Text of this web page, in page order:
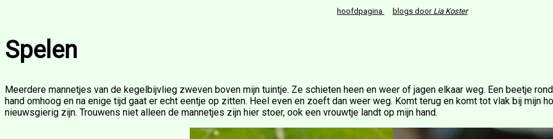
hoofdpagina blogs door Lia Koster
Spelen
Meerdere mannetjes van de kegelbijvlieg zweven boven mijn tuintje. Ze schieten heen en weer of jagen elkaar weg. Een beetje
hand omhoog en na enige tijd gaat er echt eentje op zitten. Heel even en zoeft dan weer weg. Komt terug en komt tot vlak bij mijn
nieuwsgierig zijn. Trouwens niet alleen de mannetjes zijn hier stoer, ook een vrouwtje landt op mijn hand.